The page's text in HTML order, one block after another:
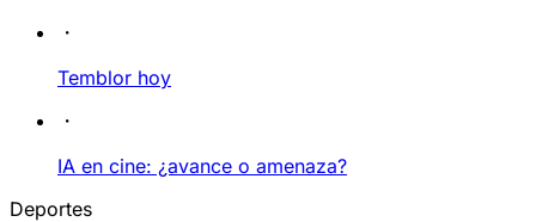
Temblor hoy
IA en cine: ¿avance o amenaza?
Deportes